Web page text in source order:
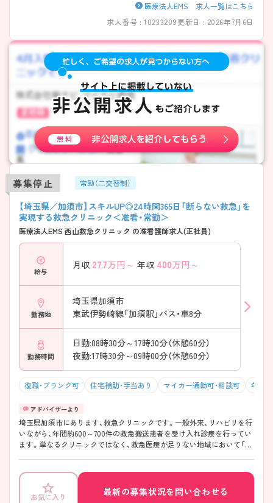
医療法人EMS 求人一覧はこちら
求人番号 : 10233209更新日 : 2026年7月6日
募集停止 常勤（二交替制）
【埼玉県／加須市】スキルUP◎24時間365日「断らない救急」を
実現する救急クリニック＜准看・常勤＞
医療法人EMS 西山救急クリニック の准看護師求人(正社員)
給与
月収 27.7万円～ 年収 400万円～
勤務地
埼玉県加須市
東武伊勢崎線「加須駅」バス・車8分
勤務時間
日勤:08時30分～17時30分（休憩60分）
夜勤:17時30分～09時00分（休憩60分）
復職・ブランク可 住宅補助・手当あり マイカー通勤可・相談可 年収
埼玉県加須市にあります、救急クリニックです。一般外来、リハビリを行
いながら、年間約600～700件の救急搬送患者を受け入れ診療を行ってい
ます。単なるクリニックではなく、救急医療が足りない地域において「断
護師さんに特にオススメです！ ご興味おありの方は是非お問い合わせく
ださい♪
お気に入り
最新の募集状況を問い合わせる